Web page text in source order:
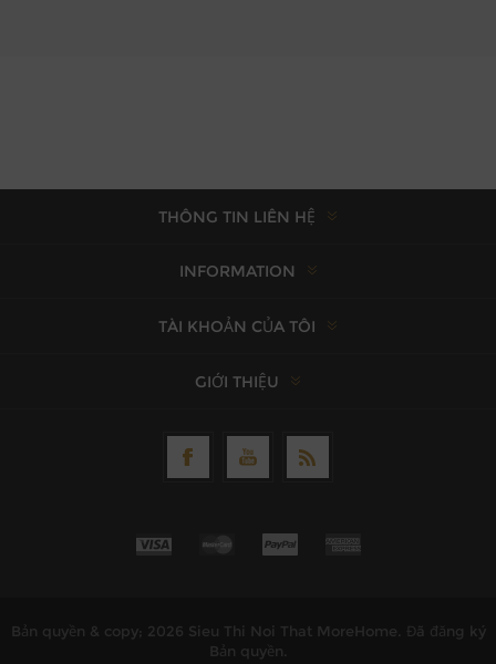
THÔNG TIN LIÊN HỆ
INFORMATION
TÀI KHOẢN CỦA TÔI
GIỚI THIỆU
Bản quyền & copy; 2026 Sieu Thi Noi That MoreHome. Đã đăng ký
Bản quyền.